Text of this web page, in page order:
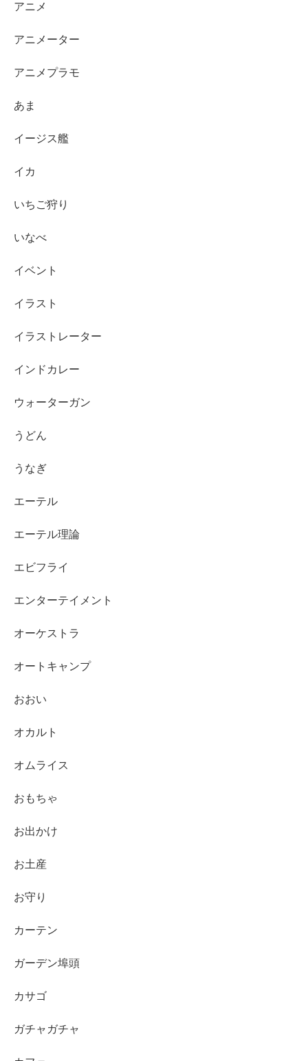
アニメ
アニメーター
アニメプラモ
あま
イージス艦
イカ
いちご狩り
いなべ
イベント
イラスト
イラストレーター
インドカレー
ウォーターガン
うどん
うなぎ
エーテル
エーテル理論
エビフライ
エンターテイメント
オーケストラ
オートキャンプ
おおい
オカルト
オムライス
おもちゃ
お出かけ
お土産
お守り
カーテン
ガーデン埠頭
カサゴ
ガチャガチャ